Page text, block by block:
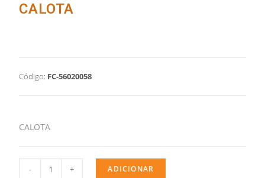
CALOTA
Código: FC-56020058
CALOTA
- + ADICIONAR